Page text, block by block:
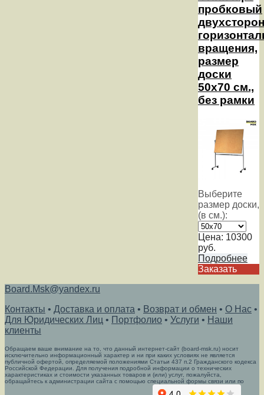
пробковый
вращения,
размер
доски
50х70 см.,
без рамки
Выберите
размер доски,
(в см.):
Цена: 10300
руб.
Подробнее
Заказать
Board.Msk@yandex.ru
Контакты • Доставка и оплата • Возврат и обмен • О Нас •
Для Юридических Лиц • Портфолио • Услуги • Наши
клиенты
Обращаем ваше внимание на то, что данный интернет-сайт (board-msk.ru) носит
исключительно информационный характер и ни при каких условиях не является
публичной офертой, определяемой положениями Статьи 437 п.2 Гражданского кодекса
Российской Федерации. Для получения подробной информации о технических
характеристиках и стоимости указанных товаров и (или) услуг, пожалуйста,
обращайтесь к администрации сайта с помощью специальной формы связи или по